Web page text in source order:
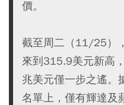
價。
截至周二（11/25）
來到315.9美元新高
兆美元僅一步之遙。
名單上，僅有輝達及